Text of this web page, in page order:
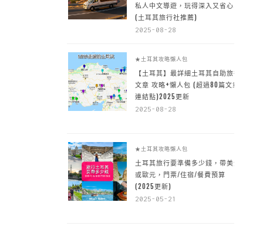
私人中文導遊，玩得深入又省心
(土耳其旅行社推薦)
2025-08-28
★土耳其攻略懶人包
【土耳其】最詳細土耳其自助旅行
文章 攻略+懶人包 (超過80篇文章~
連結點)2025更新
2025-08-28
★土耳其攻略懶人包
土耳其旅行要準備多少錢，帶美金
或歐元，門票/住宿/餐費預算
(2025更新)
2025-05-21